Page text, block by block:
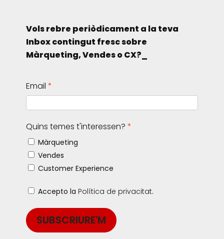
Vols rebre periòdicament a la teva
Inbox contingut fresc sobre
Màrqueting, Vendes o CX?_
Email
Quins temes t'interessen?
Màrqueting
Vendes
Customer Experience
Accepto la Política de privacitat.
SUBSCRIURE'M